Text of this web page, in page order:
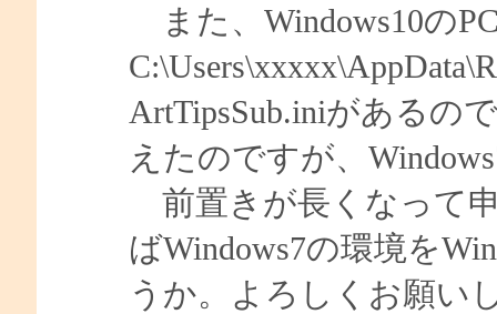
また、Windows10の
ArtTipsSub.iniがあるの
えたのですが、
前置きが長くなって
ばWindows7の環境を
うか。よろしくお願い